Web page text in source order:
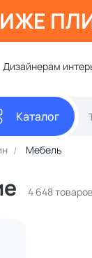
Дизайнерам
Каталог
Мебель
4 648 товаров